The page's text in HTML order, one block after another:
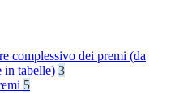
complessivo dei premi (da
in tabelle) 3
5